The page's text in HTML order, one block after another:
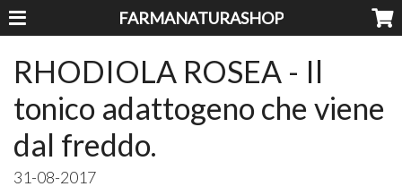
FARMANATURASHOP
RHODIOLA ROSEA - Il
tonico adattogeno che viene
dal freddo.
31-08-2017